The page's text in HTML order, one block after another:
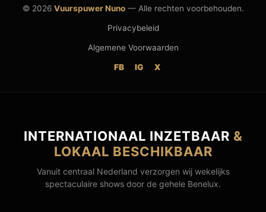
© 2026 Vuurspuwer Nuno— Alle rechten voorbehouden.
Privacybeleid
Algemene Voorwaarden
FB IG X
INTERNATIONAAL INZETBAAR &
LOKAAL BESCHIKBAAR
Vanuit centraal Nederland verzorgen wij wekelijks
spectaculaire shows door de gehele Benelux.